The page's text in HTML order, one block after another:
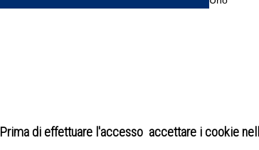
Prima di effettuare l'accesso accettare i cookie